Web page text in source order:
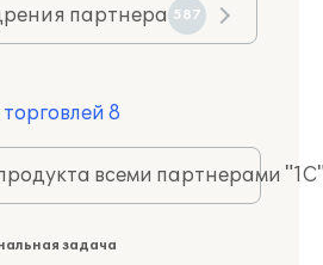
партнера 587
8
всеми партнерами
задача